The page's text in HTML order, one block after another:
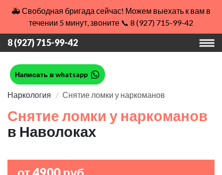
🚑 Свободная бригада сейчас! Можем выехать к вам в
течении 5 минут, звоните 📞 8 (927) 715-99-42
8 (927) 715-99-42
Написать в whatsapp
Наркология Снятие ломки у наркоманов
Снятие ломки у наркоманов
в Наволоках